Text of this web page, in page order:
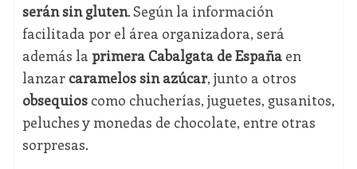
serán sin gluten. Según la información
facilitada por el área organizadora, será
además la primera Cabalgata de Españaen
lanzar caramelos sin azúcar, junto a otros
obsequioscomo chucherías, juguetes, gusanitos,
peluches y monedas de chocolate, entre otras
sorpresas.